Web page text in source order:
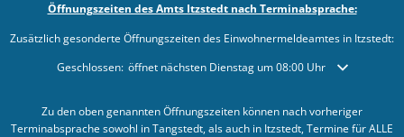
Öffnungszeiten des Amts Itzstedt nach Terminabsprache:
Zusätzlich gesonderte Öffnungszeiten des Einwohnermeldeamtes in Itzstedt:
Klicken, um weitere Öffnungs- oder Schließzeiten auszublenden
Geschlossen: öffnet nächsten Dienstag um 08:00 Uhr
Zu den oben genannten Öffnungszeiten können nach vorheriger
Terminabsprache sowohl in Tangstedt, als auch in Itzstedt, Termine für ALLE